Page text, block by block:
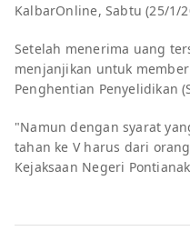
KalbarOnline, Sabtu (25/1/
Setelah menerima uang
menjanjikan untuk
Penghentian Penyelidikan
"Namun dengan syarat
tahan ke V harus dari
Kejaksaan Negeri